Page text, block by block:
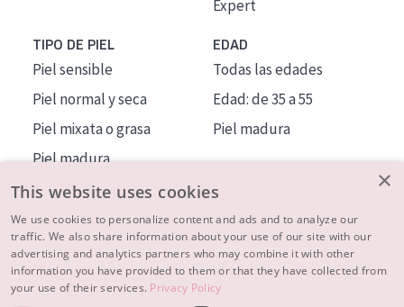
Expert
TIPO DE PIEL
Piel sensible
Piel normal y seca
Piel mixata o grasa
Piel madura
Piel expuesta al sol
Piel menopáusica
EDAD
Todas las edades
Edad: de 35 a 55
Piel madura
MÁS SOBRE NOSOTROS
INSPIRACIÓN
×
This website uses cookies
We use cookies to personalize content and ads and to analyze our
traffic. We also share information about your use of our site with our
advertising and analytics partners who may combine it with other
information you have provided to them or that they have collected from
your use of their services. Privacy Policy